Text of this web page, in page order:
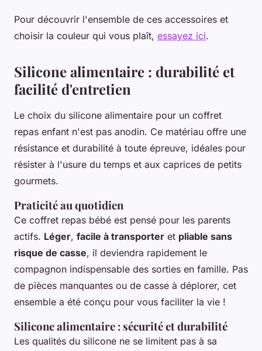
Pour découvrir l'ensemble de ces accessoires et
choisir la couleur qui vous plaît, essayez ici.
Silicone alimentaire : durabilité et
facilité d'entretien
Le choix du silicone alimentaire pour un coffret
repas enfant n'est pas anodin. Ce matériau offre une
résistance et durabilité à toute épreuve, idéales pour
résister à l'usure du temps et aux caprices de petits
gourmets.
Praticité au quotidien
Ce coffret repas bébé est pensé pour les parents
actifs. Léger, facile à transporter et pliable sans
risque de casse, il deviendra rapidement le
compagnon indispensable des sorties en famille. Pas
de pièces manquantes ou de casse à déplorer, cet
ensemble a été conçu pour vous faciliter la vie !
Silicone alimentaire : sécurité et durabilité
Les qualités du silicone ne se limitent pas à sa